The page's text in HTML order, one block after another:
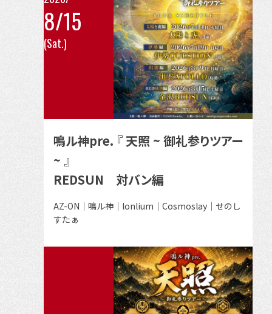
8/15
(Sat.)
鳴ル神pre. 『 天照 ~ 御礼参りツアー
~ 』
REDSUN 対バン編
出
演
AZ-ON｜鳴ル神｜lonlium｜Cosmoslay｜せのし
すたぁ
こ
の
詳
細
を
る